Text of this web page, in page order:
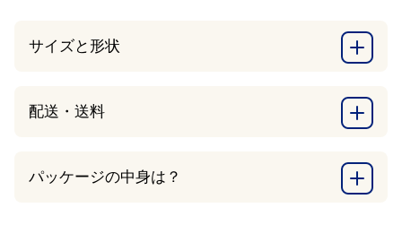
サイズと形状
配送・送料
パッケージの中身は？